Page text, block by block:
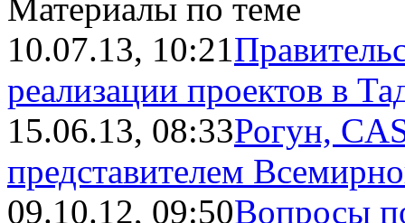
Материалы по теме
10.07.13, 10:21
реализации проектов в
15.06.13, 08:33Рогун,
представителем
09.10.12, 09:50Вопросы